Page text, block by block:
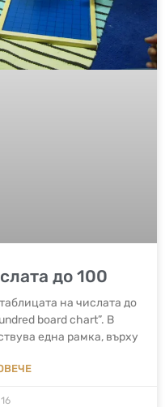
до 100
на числата до
board chart”. В
една рамка, върху